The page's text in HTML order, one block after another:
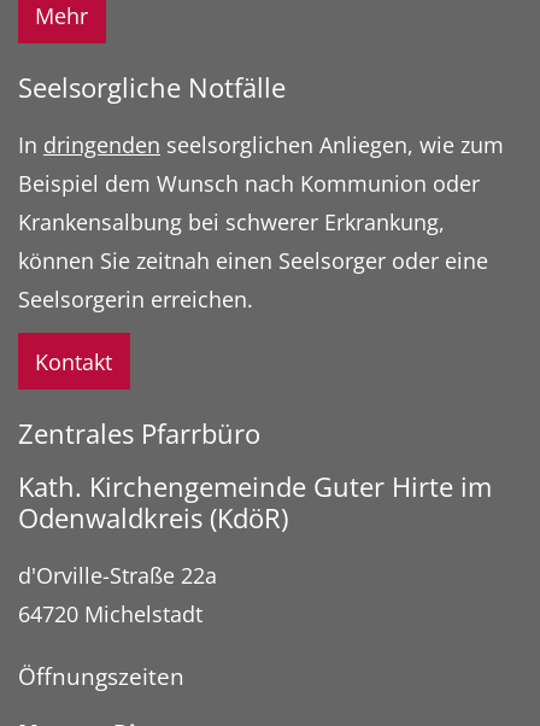
Mehr
Seelsorgliche Notfälle
In dringenden seelsorglichen Anliegen, wie zum
Beispiel dem Wunsch nach Kommunion oder
Krankensalbung bei schwerer Erkrankung,
können Sie zeitnah einen Seelsorger oder eine
Seelsorgerin erreichen.
Kontakt
Zentrales Pfarrbüro
Kath. Kirchengemeinde Guter Hirte im
Odenwaldkreis (KdöR)
d'Orville-Straße 22a
64720 Michelstadt
Öffnungszeiten